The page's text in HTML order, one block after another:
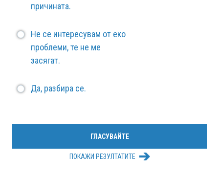
причината.
Не се интересувам от еко
проблеми, те не ме
засягат.
Да, разбира се.
ПОКАЖИ РЕЗУЛТАТИТЕ